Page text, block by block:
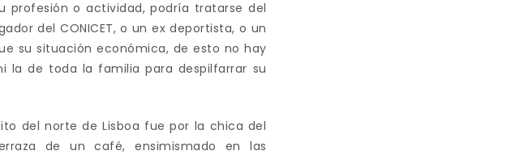
profesión o actividad, podría tratarse del
del CONICET, o un ex deportista, o un
su situación económica, de esto no hay
la de toda la familia para despilfarrar su
del norte de Lisboa fue por la chica del
de un café, ensimismado en las